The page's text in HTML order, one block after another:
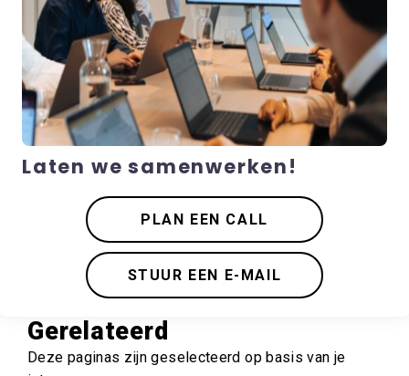
Laten we samenwerken!
PLAN EEN CALL
STUUR EEN E-MAIL
Gerelateerd
Deze paginas zijn geselecteerd op basis van je